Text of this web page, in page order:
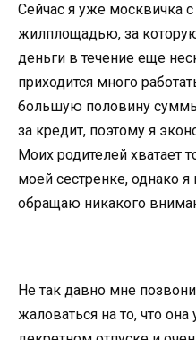
Сейчас я уже москвичка
жилплощадью, за
деньги в течение еще
приходится много
большую половину
за кредит, поэтому я
Моих родителей хватает
моей сестренке, однако
обращаю никакого
Не так давно мне
жаловаться на то, что